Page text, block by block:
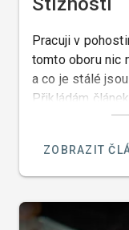
Pracuji v
tomto oboru nic
a co je stálé
Přikládám
který je toho
ZOBRAZIT